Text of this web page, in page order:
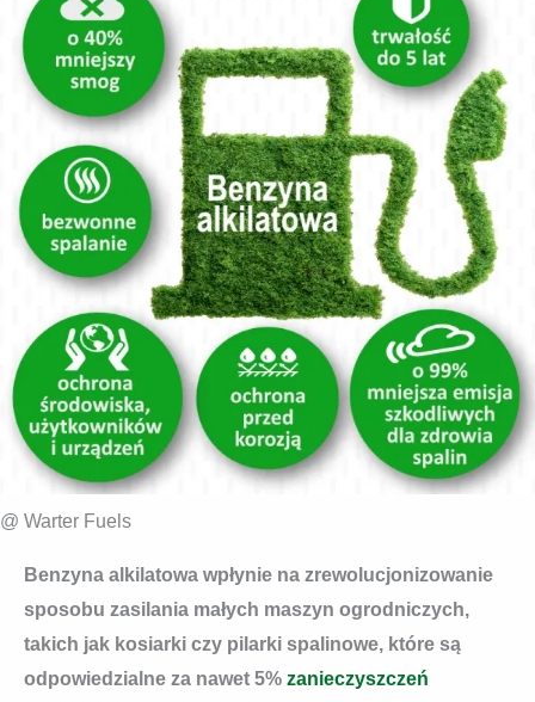
@ Warter Fuels
Benzyna alkilatowa wpłynie na zrewolucjonizowanie
sposobu zasilania małych maszyn ogrodniczych,
takich jak kosiarki czy pilarki spalinowe, które są
odpowiedzialne za nawet 5% zanieczyszczeń